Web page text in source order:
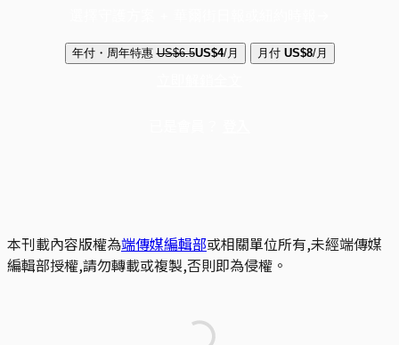
年付・周年特惠 US$6.5US$4/月 月付 US$8/月
本刊載內容版權為端傳媒編輯部或相關單位所有,未經端傳媒
編輯部授權,請勿轉載或複製,否則即為侵權。